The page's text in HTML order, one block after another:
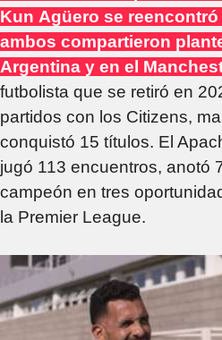
Kun Agüero se reencontró
ambos compartieron
Argentina y en el
futbolista que se retiró en
partidos con los Citizens,
conquistó 15 títulos. El
jugó 113 encuentros, anotó
campeón en tres
la Premier League.